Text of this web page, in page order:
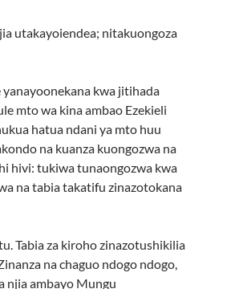
utakayoiendea; nitakuongoza
kwa jitihada
mto wa kina ambao Ezekieli
hatua ndani ya mto huu
na kuanza kuongozwa na
hivi: tukiwa tunaongozwa kwa
na tabia takatifu zinazotokana
Tabia za kiroho zinazotushikilia
na chaguo ndogo ndogo,
njia ambayo Mungu